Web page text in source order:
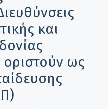
και
οριστούν ως